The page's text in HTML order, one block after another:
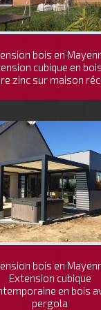
bois en
cubique en
zinc sur maison
bois en
Extension cubique
en bois
pergola